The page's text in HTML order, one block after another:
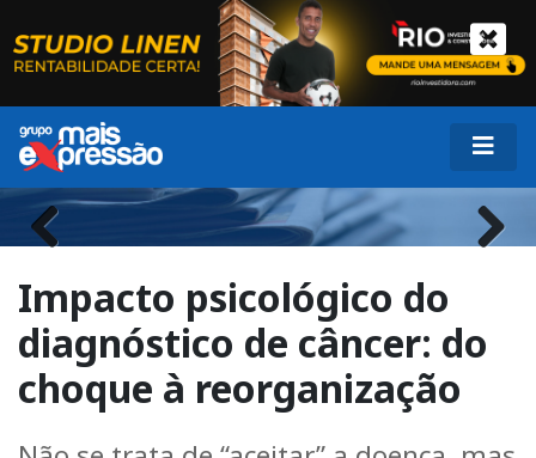
Previous
Impacto psicológico do
diagnóstico de câncer: do
choque à reorganização